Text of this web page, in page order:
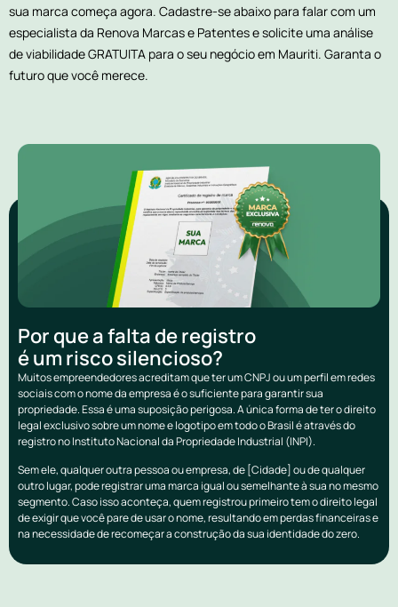
sua marca começa agora. Cadastre-se abaixo para falar com um
especialista da Renova Marcas e Patentes e solicite uma análise
de viabilidade GRATUITA para o seu negócio em Mauriti. Garanta o
futuro que você merece.
Por que a falta de registro
é um risco silencioso?
Muitos empreendedores acreditam que ter um CNPJ ou um perfil em redes
sociais com o nome da empresa é o suficiente para garantir sua
propriedade. Essa é uma suposição perigosa. A única forma de ter o direito
legal exclusivo sobre um nome e logotipo em todo o Brasil é através do
registro no Instituto Nacional da Propriedade Industrial (INPI).
Sem ele, qualquer outra pessoa ou empresa, de [Cidade] ou de qualquer
outro lugar, pode registrar uma marca igual ou semelhante à sua no mesmo
segmento. Caso isso aconteça, quem registrou primeiro tem o direito legal
de exigir que você pare de usar o nome, resultando em perdas financeiras e
na necessidade de recomeçar a construção da sua identidade do zero.